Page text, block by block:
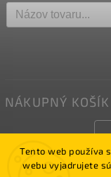
Tento web používa
webu vyjadrujete
NÁKUPNÝ KOŠÍK